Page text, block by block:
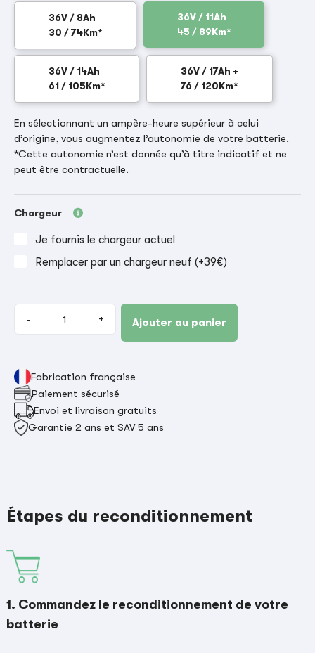
36V / 8Ah
30 / 74Km*
36V / 11Ah
45 / 89Km*
36V / 14Ah
61 / 105Km*
36V / 17Ah +
76 / 120Km*
En sélectionnant un ampère-heure supérieur à celui
d’origine, vous augmentez l’autonomie de votre batterie.
*Cette autonomie n’est donnée qu’à titre indicatif et ne
peut être contractuelle.
Chargeur
Je fournis le chargeur actuel
Remplacer par un chargeur neuf (+39€)
- + Ajouter au panier
Fabrication française
Paiement sécurisé
Envoi et livraison gratuits
Garantie 2 ans et SAV 5 ans
Étapes du reconditionnement
1. Commandez le reconditionnement de votre
batterie